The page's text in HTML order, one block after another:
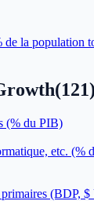
de la population
(121)
(% du PIB)
etc. (%
(BDP,